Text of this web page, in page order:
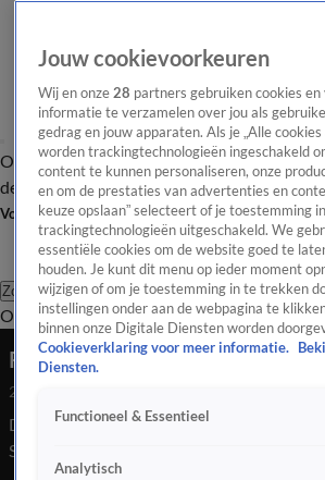
OverzichtAfleveringen Entertainment
de redactieNieuwsbrief
Volg Shownieuws
Zoeken
OverzichtEntertainmentSpraakmakend
Repetities van de Toppers in
29 mei 2026, 08:39
De mannen hebben grote lol achter de
Shownieuws een tipje van de sluier over
Jouw cookievoorkeuren
Wij en onze 28 partners gebruiken cookies
informatie te verzamelen over jou als
gedrag en jouw apparaten. Als je „Alle
worden trackingtechnologieën ingeschakeld
content te kunnen personaliseren, onze
en om de prestaties van advertenties en
keuze opslaan” selecteert of je toestemming
trackingtechnologieën uitgeschakeld. We
essentiële cookies om de website goed te
houden. Je kunt dit menu op ieder moment
wijzigen of om je toestemming in te trekken
instellingen onder aan de webpagina te
binnen onze Digitale Diensten worden
Cookieverklaring voor meer informatie.
Diensten.
Functioneel & Essentieel
Analytisch